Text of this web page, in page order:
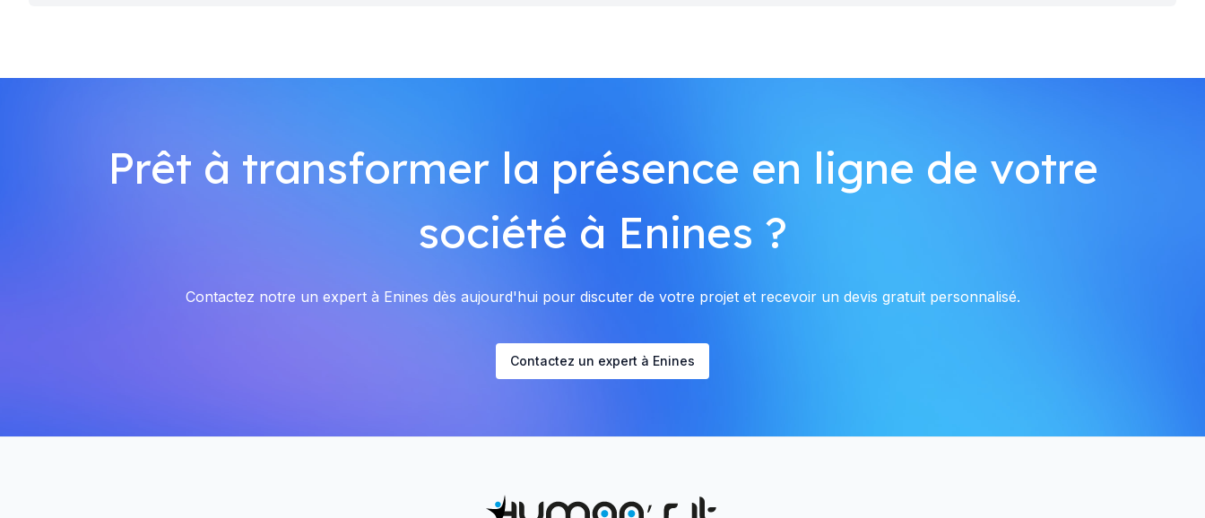
Prêt à transformer la présence en ligne de votre
société à Enines ?
Contactez notre un expert à Enines dès aujourd'hui pour discuter de votre projet et recevoir un devis gratuit personnalisé.
Contactez un expert à Enines